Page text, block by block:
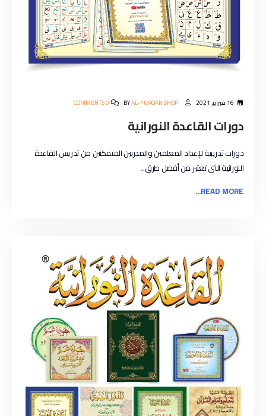
16 فبراير، 2021 BYAL-FURQAN SHOP
0 COMMENTS
دورات القاعدة النورانية
دورات تدريبية لإعداد المعلمين والمدربين المتمكنين من تدريس القاعدة
النورانية التي تعتبر من أفضل طرق...
READ MORE...